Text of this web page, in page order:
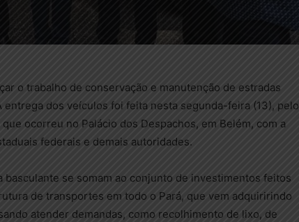
o trabalho de conservação e manutenção de estradas
dos veículos foi feita nesta segunda-feira (13), pelo
ocorreu no Palácio dos Despachos, em Belém, com a
federais e demais autoridades.
basculante se somam ao conjunto de investimentos feitos
de transportes em todo o Pará, que vem adquiririndo
atender demandas, como recolhimento de lixo, de